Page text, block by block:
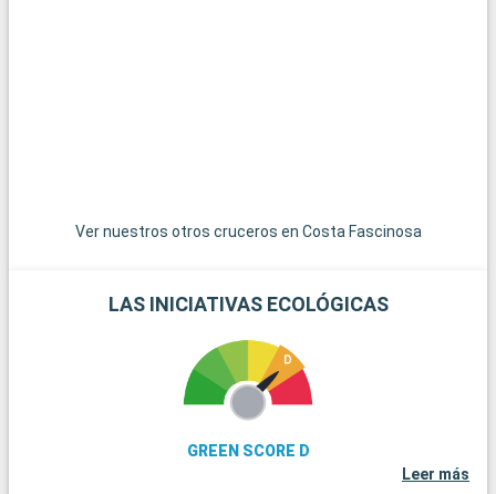
Ver nuestros otros cruceros en Costa Fascinosa
LAS INICIATIVAS ECOLÓGICAS
GREEN SCORE D
Leer más